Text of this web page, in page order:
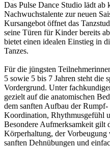
Das Pulse Dance Studio lädt ab
Nachwuchstalente zur neuen
Kursangebot öffnet das
seine Türen für Kinder bereits
bietet einen idealen Einstieg in
Tanzes.
Für die jüngsten
5 sowie 5 bis 7 Jahren steht die
Vordergrund. Unter
gezielt auf die anatomischen
dem sanften Aufbau der
Koordination, Rhythmusgefühl
Besondere Aufmerksamkeit gilt
Körperhaltung, der Vorbeugung
sanften Dehnübungen und